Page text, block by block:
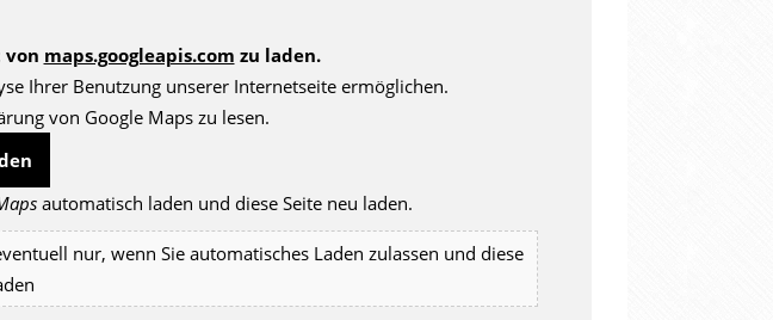
von maps.googleapis.com zu laden.
Ihrer Benutzung unserer Internetseite ermöglichen.
von Google Maps zu lesen.
automatisch laden und diese Seite neu laden.
nur, wenn Sie automatisches Laden zulassen und diese